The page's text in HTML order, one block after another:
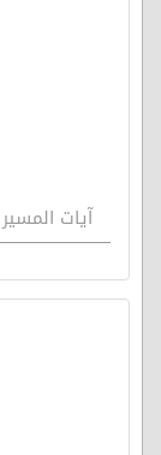
آيات المسير 16